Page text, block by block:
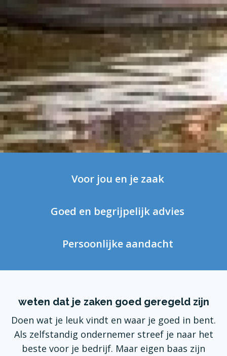
Voor jou en je zaak
Goed en begrijpelijk advies
Persoonlijke aandacht
weten dat je zaken goed geregeld zijn
Doen wat je leuk vindt en waar je goed in bent.
Als zelfstandig ondernemer streef je naar het
beste voor je bedrijf. Maar eigen baas zijn